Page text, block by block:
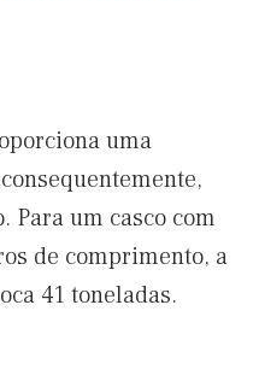
uma
Para um casco com
de comprimento, a
41 toneladas.